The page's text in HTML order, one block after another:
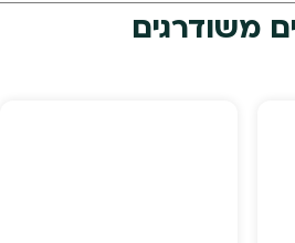
משודרגים